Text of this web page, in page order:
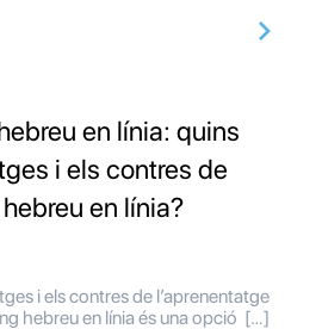
en línia: quins
i els contres de
en línia?
i els contres de l’aprenentatge
hebreu en línia és una opció […]